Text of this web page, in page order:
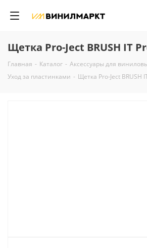
Щетка Pro-Ject BRUSH IT
Главная - Каталог - Аксессуары для
Уход за пластинками - Щетка Pro-Ject BRUSH